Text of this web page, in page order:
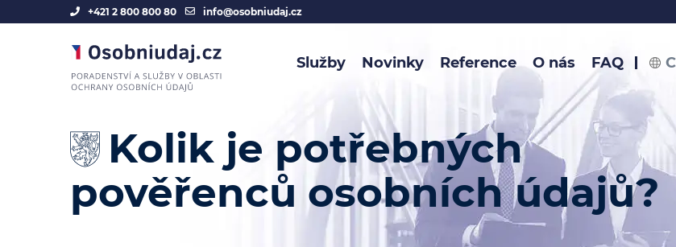
+421 2 800 800 80 info@osobniudaj.cz
Služby Novinky Reference O nás FAQ
Kolik je potřebných
pověřenců osobních údajů?